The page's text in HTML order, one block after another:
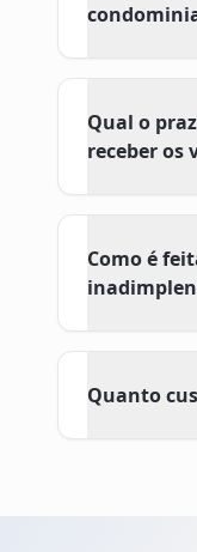
Qual o
receber os
Como é
Quanto